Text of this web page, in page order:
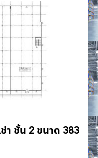
า ชั้น 2 ขนาด 383